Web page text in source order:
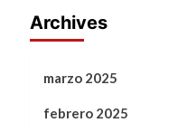
Archives
marzo 2025
febrero 2025